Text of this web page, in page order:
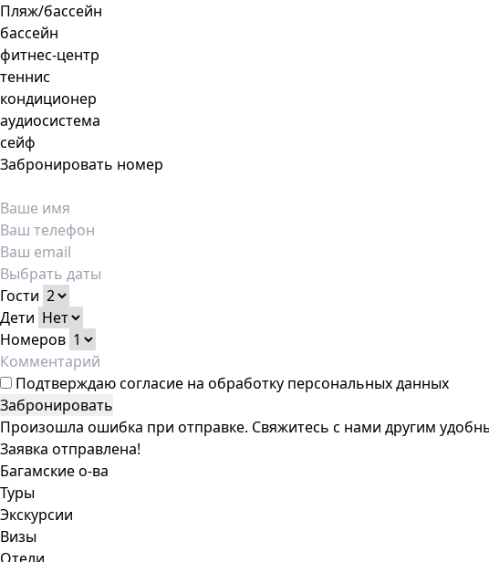
Пляж/бассейн
бассейн
фитнес-центр
теннис
кондиционер
аудиосистема
сейф
Забронировать номер
Гости
Дети
Номеров
Подтверждаюсогласие на обработку персональных данных
Забронировать
Произошла ошибка при отправке. Свяжитесь с нами другим
Заявка отправлена!
Багамские о-ва
Туры
Экскурсии
Визы